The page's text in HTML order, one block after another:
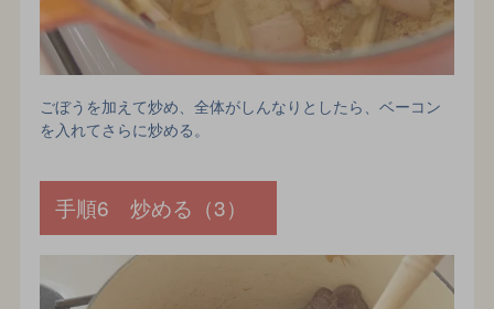
ごぼうを加えて炒め、全体がしんなりとしたら、ベーコン
を入れてさらに炒める。
手順6 炒める（3）